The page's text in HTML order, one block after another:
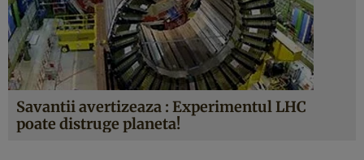
Savantii avertizeaza : Experimentul LHC
poate distruge planeta!